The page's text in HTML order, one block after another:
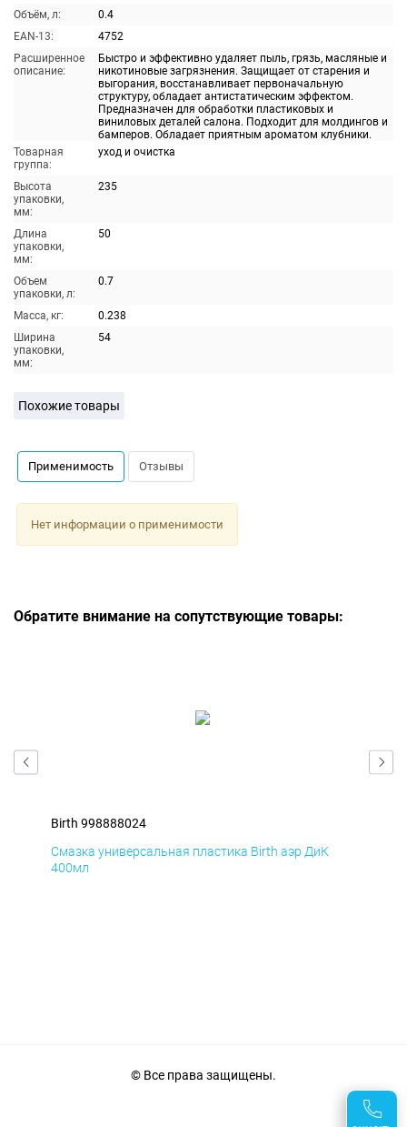
Объём, л:
0.4
EAN-13:
4752
Расширенное
описание:
Быстро и эффективно удаляет пыль, грязь, масляные и
никотиновые загрязнения. Защищает от старения и
выгорания, восстанавливает первоначальную
структуру, обладает антистатическим эффектом.
Предназначен для обработки пластиковых и
виниловых деталей салона. Подходит для молдингов и
бамперов. Обладает приятным ароматом клубники.
Товарная
группа:
уход и очистка
Высота
упаковки,
мм:
235
Длина
упаковки,
мм:
50
Объем
упаковки, л:
0.7
Масса, кг:
0.238
Ширина
упаковки,
мм:
54
Похожие товары
Применимость Отзывы
Нет информации о применимости
Обратите внимание на сопутствующие товары:
Birth 998888024
Смазка универсальная пластика Birth аэр ДиК
400мл
© Все права защищены.